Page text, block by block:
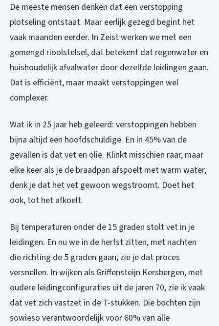
De meeste mensen denken dat een verstopping
plotseling ontstaat. Maar eerlijk gezegd begint het
vaak maanden eerder. In Zeist werken we met een
gemengd rioolstelsel, dat betekent dat regenwater en
huishoudelijk afvalwater door dezelfde leidingen gaan.
Dat is efficiënt, maar maakt verstoppingen wel
complexer.
Wat ik in 25 jaar heb geleerd: verstoppingen hebben
bijna altijd een hoofdschuldige. En in 45% van de
gevallen is dat vet en olie. Klinkt misschien raar, maar
elke keer als je de braadpan afspoelt met warm water,
denk je dat het vet gewoon wegstroomt. Doet het
ook, tot het afkoelt.
Bij temperaturen onder de 15 graden stolt vet in je
leidingen. En nu we in de herfst zitten, met nachten
die richting de 5 graden gaan, zie je dat proces
versnellen. In wijken als Griffensteijn Kersbergen, met
oudere leidingconfiguraties uit de jaren 70, zie ik vaak
dat vet zich vastzet in de T-stukken. Die bochten zijn
sowieso verantwoordelijk voor 60% van alle